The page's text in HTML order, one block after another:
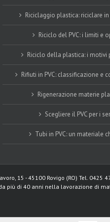
Riciclaggio plastica: riciclare
Riciclo del PVC: i limiti e
Riciclo della plastica: i motivi
Rifiuti in PVC: classificazione e
Rigenerazione materie
Scegliere il PVC per i
Tubi in PVC: un materiale
15 - 45100 Rovigo (RO) Tel. 0425
più di 40 anni nella lavorazione di